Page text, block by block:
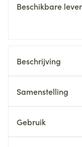
Beschikbare
Beschrijving
Samenstelling
Gebruik